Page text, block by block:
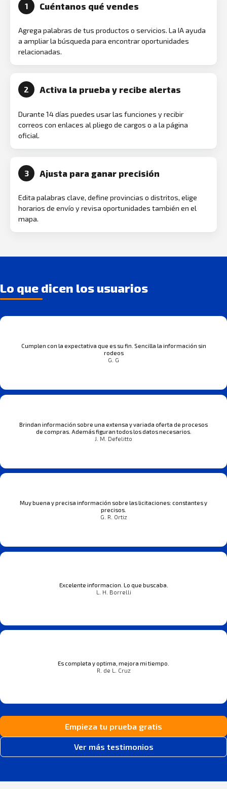
1 Cuéntanos qué vendes
Agrega palabras de tus productos o servicios. La IA ayuda
a ampliar la búsqueda para encontrar oportunidades
relacionadas.
2 Activa la prueba y recibe alertas
Durante 14 días puedes usar las funciones y recibir
correos con enlaces al pliego de cargos o a la página
oficial.
3 Ajusta para ganar precisión
Edita palabras clave, define provincias o distritos, elige
horarios de envío y revisa oportunidades también en el
mapa.
Lo que dicen los usuarios
Cumplen con la expectativa que es su fin. Sencilla la información sin
rodeos
G. G
Brindan información sobre una extensa y variada oferta de procesos
de compras. Además figuran todos los datos necesarios.
J. M. Defelitto
Muy buena y precisa información sobre las licitaciones: constantes y
precisos.
G. R. Ortiz
Excelente informacion. Lo que buscaba.
L. H. Borrelli
Es completa y optima, mejora mi tiempo.
R. de L. Cruz
Empieza tu prueba gratis
Ver más testimonios